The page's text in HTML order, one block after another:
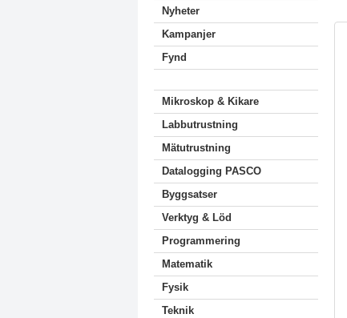
Nyheter
Kampanjer
Fynd
Mikroskop & Kikare
Labbutrustning
Mätutrustning
Datalogging PASCO
Byggsatser
Verktyg & Löd
Programmering
Matematik
Fysik
Teknik